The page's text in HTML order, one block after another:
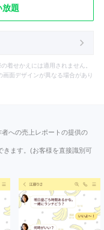
放題
着せかえには適用されません。
面デザインが異なる場合があり
への売上レポートの提供の
きます。(お客様を直接識別可